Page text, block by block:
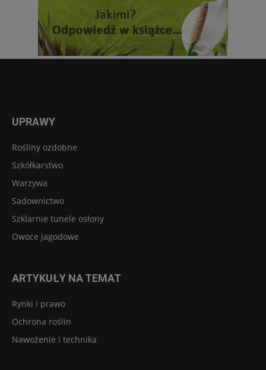
UPRAWY
Rośliny ozdobne
Szkółkarstwo
Warzywa
Sadownictwo
Szklarnie tunele osłony
Owoce jagodowe
ARTYKUŁY NA TEMAT
Rynki i prawo
Ochrona roślin
Nawożenie i technika